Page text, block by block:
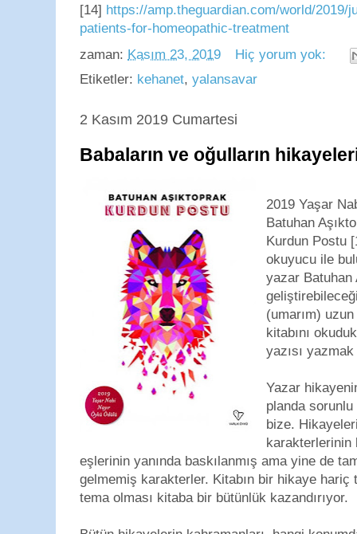
[14] https://amp.theguardian.com/world/
patients-for-homeopathic-treatment
zaman: Kasım 23, 2019
Hiç yorum yok:
Etiketler: kehanet, yalansavar
2 Kasım 2019 Cumartesi
Babaların ve oğulların
2019 Yaşar
Batuhan
Kurdun Postu
okuyucu ile
yazar Batuhan
(umarım)
kitabını
yazısı
Yazar
planda
bize.
karakterlerinin
eşlerinin yanında baskılanmış ama yine de
gelmemiş karakterler. Kitabın bir hikaye hariç
tema olması kitaba bir bütünlük kazandırıyor.